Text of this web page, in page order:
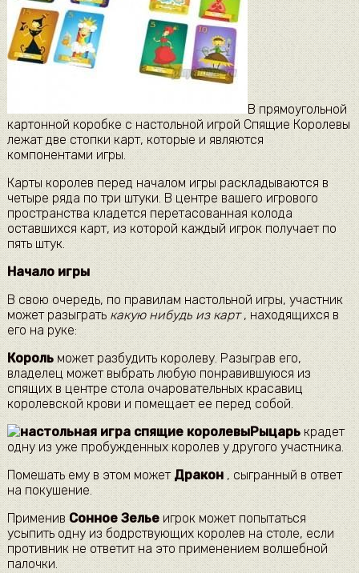
В прямоугольной
картонной коробке с настольной игрой Спящие Королевы
лежат две стопки карт, которые и являются
компонентами игры.
Карты королев перед началом игры раскладываются в
четыре ряда по три штуки. В центре вашего игрового
пространства кладется перетасованная колода
оставшихся карт, из которой каждый игрок получает по
пять штук.
Начало игры
В свою очередь, по правилам настольной игры, участник
может разыграть какую нибудь из карт, находящихся в
его на руке:
Корольможет разбудить королеву. Разыграв его,
владелец может выбрать любую понравившуюся из
спящих в центре стола очаровательных красавиц
королевской крови и помещает ее перед собой.
Рыцарькрадет
одну из уже пробужденных королев у другого участника.
Помешать ему в этом может Дракон, сыгранный в ответ
на покушение.
ПрименивСонное Зельеигрок может попытаться
усыпить одну из бодрствующих королев на столе, если
противник не ответит на это применением волшебной
палочки.